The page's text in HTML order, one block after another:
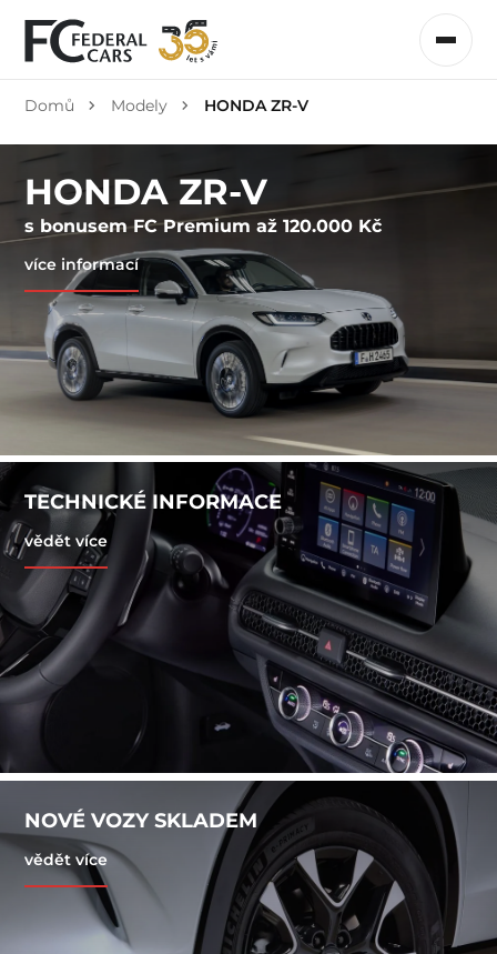
Domů Modely HONDA ZR-V
HONDA ZR-V
s bonusem FC Premium až 120.000 Kč
více informací
TECHNICKÉ INFORMACE
vědět více
NOVÉ VOZY SKLADEM
vědět více